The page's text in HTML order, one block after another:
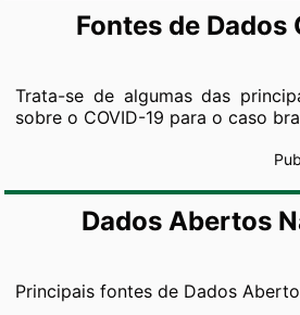
Fontes de Dados
Trata-se de algumas das
sobre o COVID-19 para o caso
Dados Abertos
Principais fontes de Dados